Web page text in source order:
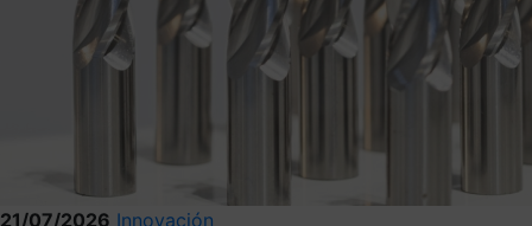
21/07/2026 Innovación